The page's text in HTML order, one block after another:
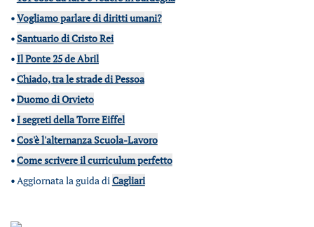
•Vogliamo parlare di diritti umani?
•Santuario di Cristo Rei
•Il Ponte 25 de Abril
•Chiado, tra le strade di Pessoa
•Duomo di Orvieto
•I segreti della Torre Eiffel
•Cos'è l'alternanza Scuola-Lavoro
•Come scrivere il curriculum perfetto
•Aggiornata la guida diCagliari